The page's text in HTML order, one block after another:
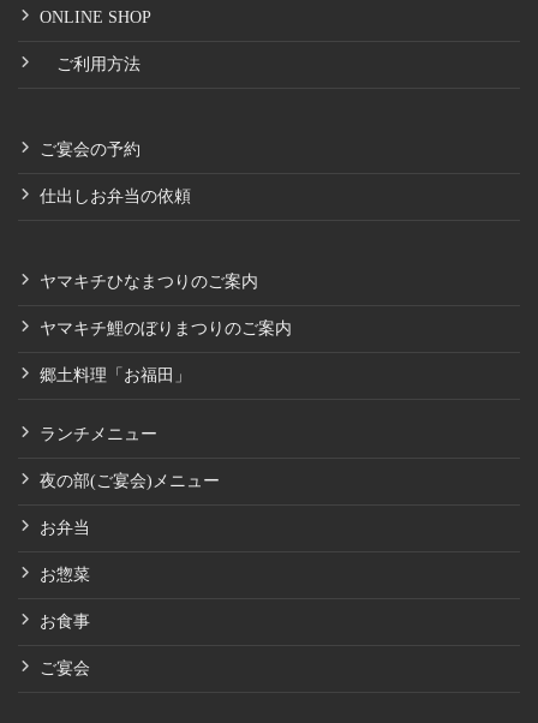
ONLINE SHOP
ご利用方法
ご宴会の予約
仕出しお弁当の依頼
ヤマキチひなまつりのご案内
ヤマキチ鯉のぼりまつりのご案内
郷土料理「お福田」
ランチメニュー
夜の部(ご宴会)メニュー
お弁当
お惣菜
お食事
ご宴会